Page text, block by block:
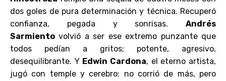
dos goles de pura determinación y técnica. Recuperó
confianza, pegada y sonrisas. Andrés
Sarmiento volvió a ser ese extremo punzante que
todos pedían a gritos; potente, agresivo,
desequilibrante. Y Edwin Cardona, el eterno artista,
jugó con temple y cerebro: no corrió de más, pero